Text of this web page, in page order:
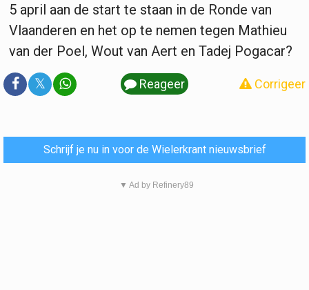
5 april aan de start te staan in de Ronde van
Vlaanderen en het op te nemen tegen Mathieu
van der Poel, Wout van Aert en Tadej Pogacar?
𝕏 Reageer Corrigeer
Schrijf je nu in voor de Wielerkrant nieuwsbrief
▼ Ad by Refinery89